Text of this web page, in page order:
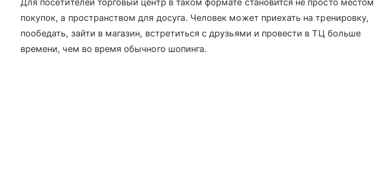
Для посетителей торговый центр в таком формате становится не просто местом
покупок, а пространством для досуга. Человек может приехать на тренировку,
пообедать, зайти в магазин, встретиться с друзьями и провести в ТЦ больше
времени, чем во время обычного шопинга.